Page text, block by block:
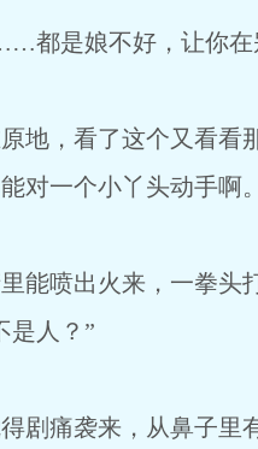
是娘不好，让你在别
，看了这个又看看
对一个小丫头动手啊
喷出火来，一拳头
是人？”
痛袭来，从鼻子里